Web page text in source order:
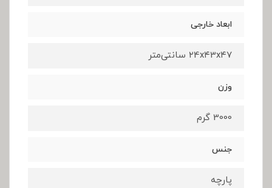
ابعاد خارجی
۲4x۴3x۴7 سانتی‌متر
وزن
3000 گرم
جنس
پارچه